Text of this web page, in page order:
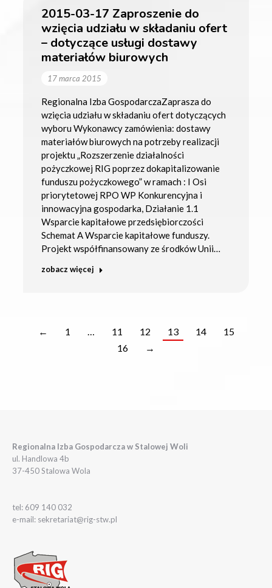
2015-03-17 Zaproszenie do
wzięcia udziału w składaniu ofert
– dotyczące usługi dostawy
materiałów biurowych
17 marca 2015
Regionalna Izba GospodarczaZaprasza do
wzięcia udziału w składaniu ofert dotyczących
wyboru Wykonawcy zamówienia: dostawy
materiałów biurowych na potrzeby realizacji
projektu „Rozszerzenie działalności
pożyczkowej RIG poprzez dokapitalizowanie
funduszu pożyczkowego” w ramach : I Osi
priorytetowej RPO WP Konkurencyjna i
innowacyjna gospodarka, Działanie 1.1
Wsparcie kapitałowe przedsiębiorczości
Schemat A Wsparcie kapitałowe funduszy.
Projekt współfinansowany ze środków Unii…
zobacz więcej
← 1 11 12 13 14
15
16
→
Regionalna Izba Gospodarcza w Stalowej Woli
ul. Handlowa 4b
37-450 Stalowa Wola
tel: 609 140 032
e-mail: sekretariat@rig-stw.pl